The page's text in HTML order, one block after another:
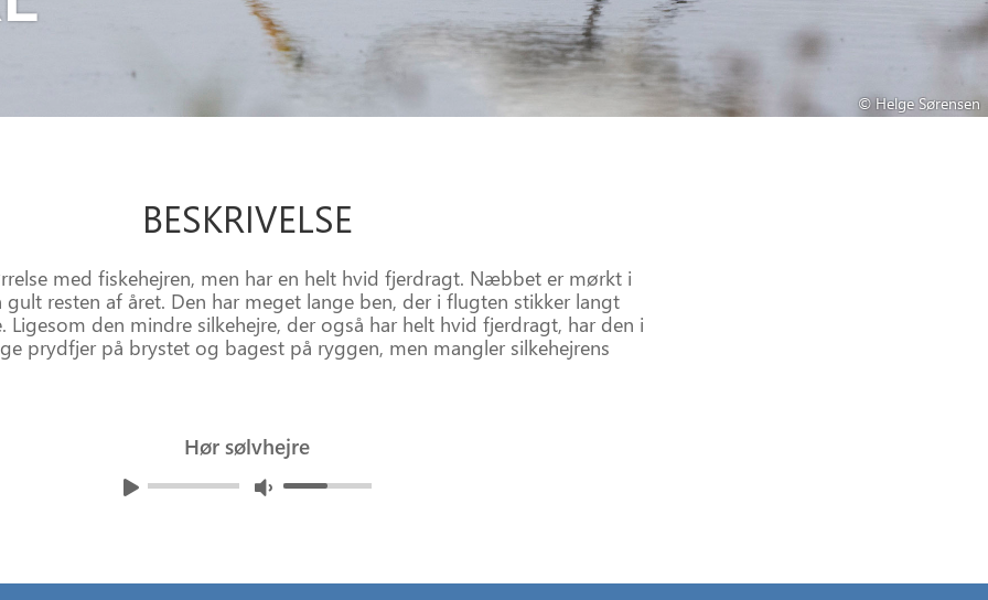
© Helge Sørensen
BESKRIVELSE
med fiskehejren, men har en helt hvid fjerdragt. Næbbet er mørkt i
resten af året. Den har meget lange ben, der i flugten stikker langt
Ligesom den mindre silkehejre, der også har helt hvid fjerdragt, har den i
prydfjer på brystet og bagest på ryggen, men mangler silkehejrens
Hør sølvhejre